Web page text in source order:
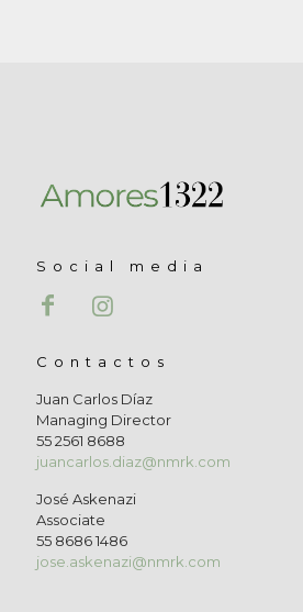
Social media
Contactos
Juan Carlos Díaz
Managing Director
55 2561 8688
juancarlos.diaz@nmrk.com
José Askenazi
Associate
55 8686 1486
jose.askenazi@nmrk.com